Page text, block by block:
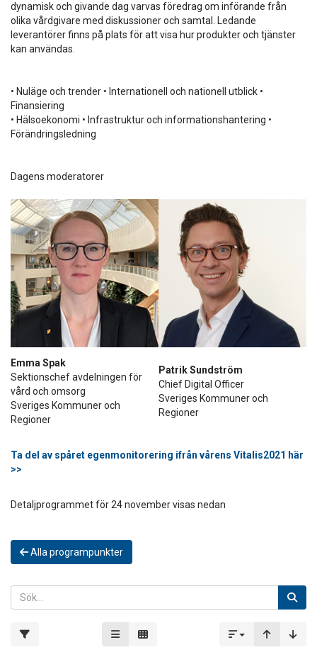
dynamisk och givande dag varvas föredrag om införande från
olika vårdgivare med diskussioner och samtal. Ledande
leverantörer finns på plats för att visa hur produkter och tjänster
kan användas.
• Nuläge och trender • Internationell och nationell utblick •
Finansiering
• Hälsoekonomi • Infrastruktur och informationshantering •
Förändringsledning
Dagens moderatorer
Emma Spak
Sektionschef avdelningen för
vård och omsorg
Sveriges Kommuner och
Regioner
Patrik Sundström
Chief Digital Officer
Sveriges Kommuner och
Regioner
Ta del av spåret egenmonitorering ifrån vårens Vitalis2021 här
>>
Detaljprogrammet för 24 november visas nedan
Alla programpunkter